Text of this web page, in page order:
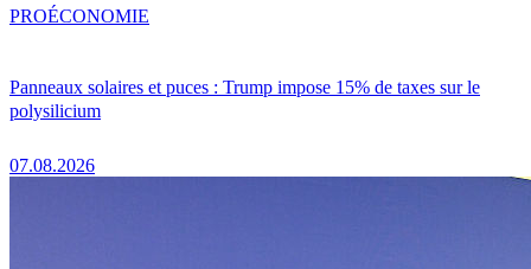
Panneaux solaires et puces : Trump impose 15% de taxes sur le
polysilicium
07.08.2026
PROÉCONOMIE